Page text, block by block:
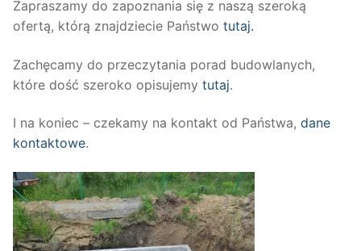
Zapraszamy do zapoznania się z naszą szeroką
ofertą, którą znajdziecie Państwo tutaj.
Zachęcamy do przeczytania porad budowlanych,
które dość szeroko opisujemy tutaj.
I na koniec – czekamy na kontakt od Państwa, dane
kontaktowe.